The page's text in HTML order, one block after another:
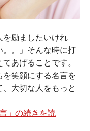
を励ましたいけれ
。。」そんな時に打
あげることです。
笑顔にする名言を
大切な人をもっと
」の続きを読